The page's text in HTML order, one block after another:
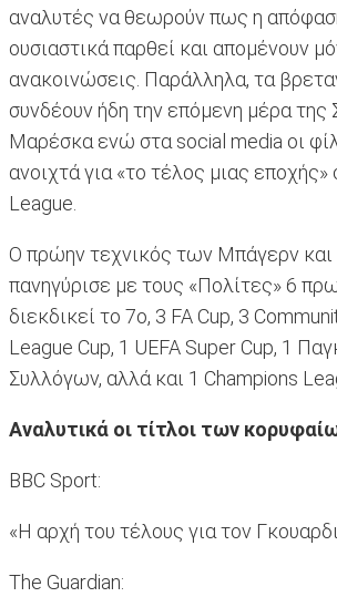
αναλυτές να θεωρούν πως η
ουσιαστικά παρθεί και απομένουν
ανακοινώσεις. Παράλληλα, τα
συνδέουν ήδη την επόμενη μέρα της
Μαρέσκα ενώ στα social media οι
ανοιχτά για «το τέλος μιας
League.
O πρώην τεχνικός των Μπάγερν
πανηγύρισε με τους «Πολίτες» 6
διεκδικεί το 7ο, 3 FA Cup, 3
League Cup, 1 UEFA Super Cup, 1
Συλλόγων, αλλά και 1 Champions
Αναλυτικά οι τίτλοι των
BBC Sport:
«Η αρχή του τέλους για τον
The Guardian: